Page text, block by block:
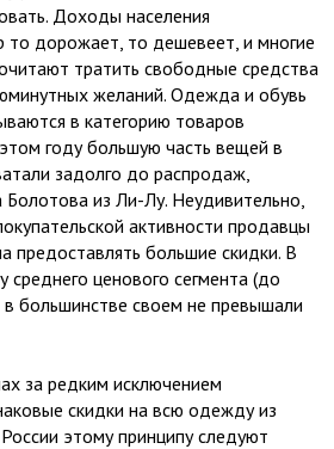
Доходы населения
то дорожает, то дешевеет, и многие
тратить свободные средства
желаний. Одежда и обувь
в категорию товаров
году большую часть вещей в
задолго до распродаж,
из Ли-Лу. Неудивительно,
активности продавцы
предоставлять большие скидки. В
ценового сегмента (до
большинстве своем не превышали
за редким исключением
скидки на всю одежду из
этому принципу следуют